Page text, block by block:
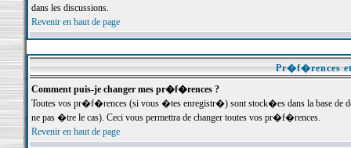
dans les discussions.
Revenir en haut de page
Pr�f�rences
Comment puis-je changer mes pr�f�rences ?
Toutes vos pr�f�rences (si vous �tes enregistr�) sont stock�es dans la base de
ne pas �tre le cas). Ceci vous permettra de changer toutes vos pr�f�rences.
Revenir en haut de page